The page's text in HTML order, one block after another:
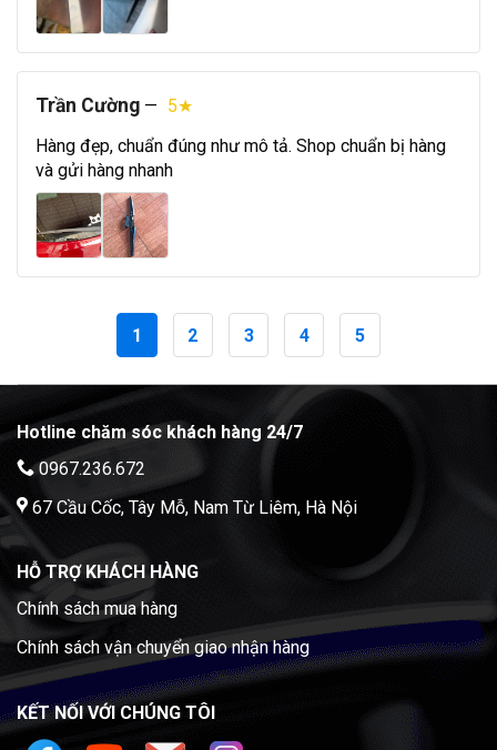
Trần Cường — 5★
Hàng đẹp, chuẩn đúng như mô tả. Shop chuẩn bị hàng
và gửi hàng nhanh
1 2 3 4 5
Hotline chăm sóc khách hàng 24/7
0967.236.672
67 Cầu Cốc, Tây Mỗ, Nam Từ Liêm, Hà Nội
HỖ TRỢ KHÁCH HÀNG
Chính sách mua hàng
Chính sách vận chuyển giao nhận hàng
KẾT NỐI VỚI CHÚNG TÔI